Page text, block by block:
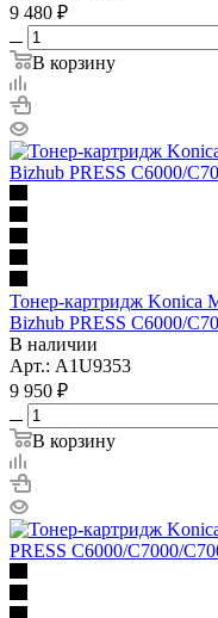
9 480 ₽
В корзину
Тонер-картридж Konica
Bizhub PRESS C6000/
В наличии
Арт.: A1U9353
9 950 ₽
В корзину